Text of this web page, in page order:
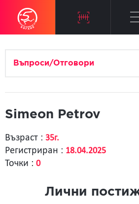
Въпроси/Отговори
Simeon Petrov
Възраст : 35г.
Регистриран : 18.04.2025
Точки : 0
Лични